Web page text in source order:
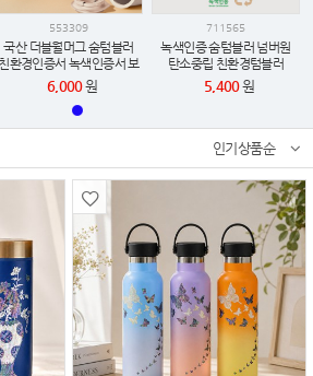
553309
국산 더블월머그 숨텀블러
친환경인증서 녹색인증서 보
유 450ml
6,000원
711565
녹색인증 숨텀블러 넘버원
탄소중립 친환경텀블러
420ml 식기세척기,전자레
인지 가능
5,400원
인기상품순